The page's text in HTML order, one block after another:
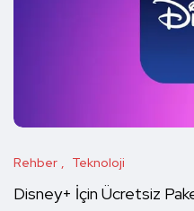
Rehber Teknoloji
Disney+ İçin Ücretsiz